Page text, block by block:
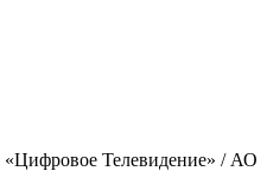
Телевидение» / АО